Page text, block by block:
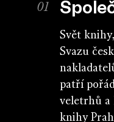
Svět
Svazu
patří
veletrhů a
knihy